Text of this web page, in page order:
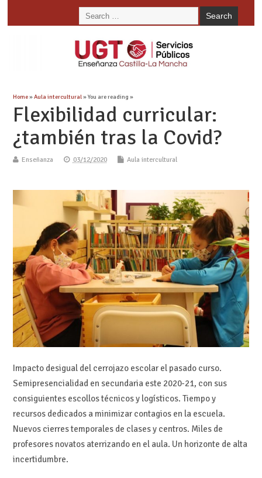
Home»Aula intercultural» You are reading »
Flexibilidad curricular:
¿también tras la Covid?
Enseñanza 03/12/2020 Aula intercultural
Impacto desigual del cerrojazo escolar el pasado curso.
Semipresencialidad en secundaria este 2020-21, con sus
consiguientes escollos técnicos y logísticos. Tiempo y
recursos dedicados a minimizar contagios en la escuela.
Nuevos cierres temporales de clases y centros. Miles de
profesores novatos aterrizando en el aula. Un horizonte de alta
incertidumbre.